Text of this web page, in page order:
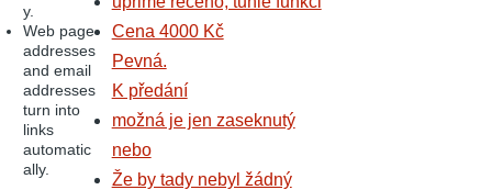
y.
Web page
addresses
and email
addresses
turn into
links
automatic
ally.
Cena 4000 Kč
Pevná.
K předání
možná je jen zaseknutý
nebo
Že by tady nebyl žádný